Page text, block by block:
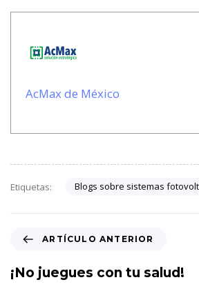
AcMax de México
Etiquetas: Blogs sobre sistemas
t
í
ARTÍCULO ANTERIOR
¡No juegues con tu salud!